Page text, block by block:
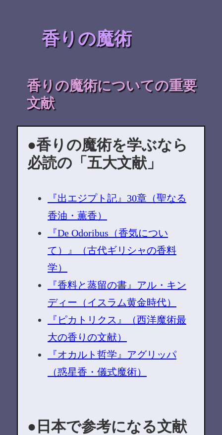
香りの魔術
香りの魔術についての重要
文献
香りの魔術を学ぶなら
必読の「五大文献」
『出エジプト記』30章（聖なる
香油・薫香）
『De Odoribus（香気につい
て）』（古代ギリシャの香料
学）
『香料と蒸留の書』アル・キン
ディー（イスラム黄金時代）
『ピカトリクス』（西洋魔術最
大の香りの文献）
『オカルト哲学』アグリッパ
（惑星香・儀式魔術）
日本で参考になる文献